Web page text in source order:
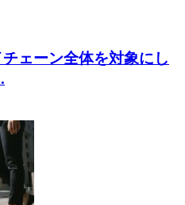
ェーン全体を対象にし